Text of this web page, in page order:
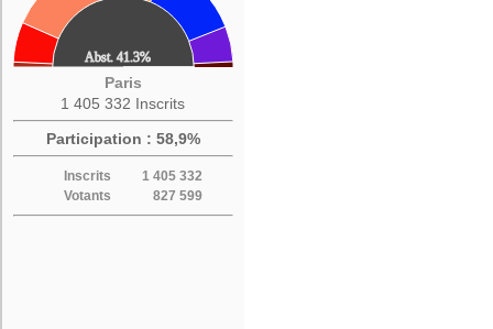
Paris
1 405 332 Inscrits
Participation : 58,9%
Inscrits
1 405 332
Votants
827 599